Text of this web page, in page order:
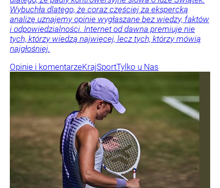
Wybuchła dlatego, że coraz częściej za ekspercką
analizę uznajemy opinie wygłaszane bez wiedzy, faktów
i odpowiedzialności. Internet od dawna premiuje nie
tych, którzy wiedzą najwięcej, lecz tych, którzy mówią
najgłośniej.
Opinie i komentarzeKrajSportTylko u Nas